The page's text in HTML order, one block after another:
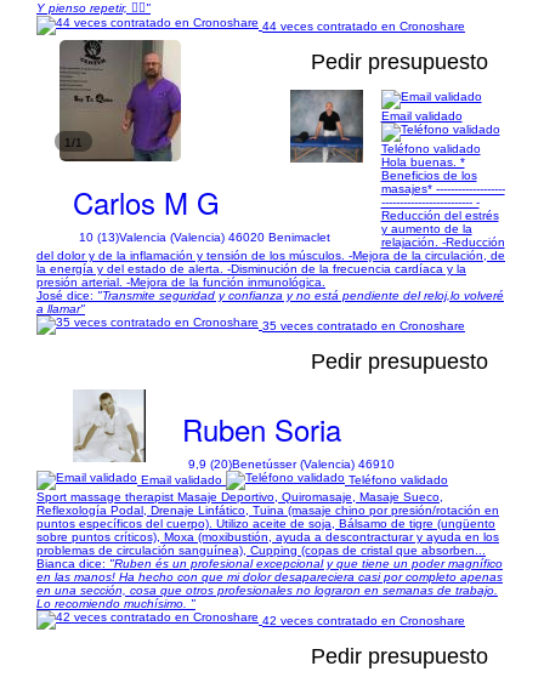
Y pienso repetir, 👍🏻"
44 veces contratado en Cronoshare
1/1
Pedir presupuesto
Carlos M G
10 (13)Valencia (Valencia) 46020 Benimaclet
Email validado
Teléfono validado
Hola buenas. *
Beneficios de los
masajes* -------------------
------------------------- -
Reducción del estrés
y aumento de la
relajación. -Reducción
del dolor y de la inflamación y tensión de los músculos. -Mejora de la circulación, de
la energía y del estado de alerta. -Disminución de la frecuencia cardíaca y la
presión arterial. -Mejora de la función inmunológica.
José dice: "Transmite seguridad y confianza y no está pendiente del reloj,lo volveré
a llamar"
35 veces contratado en Cronoshare
Pedir presupuesto
Ruben Soria
9,9 (20)Benetússer (Valencia) 46910
Email validado
Teléfono validado
Sport massage therapist Masaje Deportivo, Quiromasaje, Masaje Sueco,
Reflexología Podal, Drenaje Linfático, Tuina (masaje chino por presión/rotación en
puntos específicos del cuerpo). Utilizo aceite de soja, Bálsamo de tigre (ungüento
sobre puntos críticos), Moxa (moxibustión, ayuda a descontracturar y ayuda en los
problemas de circulación sanguínea), Cupping (copas de cristal que absorben...
Bianca dice: "Ruben és un profesional excepcional y que tiene un poder magnífico
en las manos! Ha hecho con que mi dolor desapareciera casi por completo apenas
en una sección, cosa que otros profesionales no lograron en semanas de trabajo.
Lo recomiendo muchísimo. "
42 veces contratado en Cronoshare
Pedir presupuesto